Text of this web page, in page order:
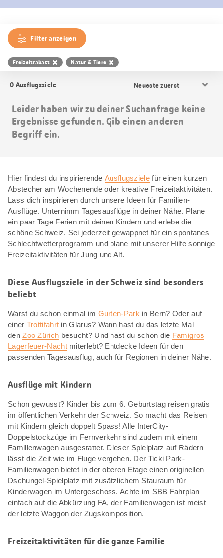
Filter anzeigen
Freizeitrabatt Natur & Tiere
0 Ausflugsziele
Sortierung
Leider haben wir zu deiner Suchanfrage keine
Ergebnisse gefunden. Gib einen anderen
Begriff ein.
Hier findest du inspirierendeAusflugszielefür einen kurzen
Abstecher am Wochenende oder kreative Freizeitaktivitäten.
Lass dich inspirieren durch unsere Ideen für Familien-
Ausflüge. Unternimm Tagesausflüge in deiner Nähe. Plane
ein paar Tage Ferien mit deinen Kindern und erlebe die
schöne Schweiz. Sei jederzeit gewappnet für ein spontanes
Schlechtwetterprogramm und plane mit unserer Hilfe sonnige
Freizeitaktivitäten für Jung und Alt.
Diese Ausflugsziele in der Schweiz sind besonders
beliebt
Warst du schon einmal im Gurten-Park in Bern? Oder auf
einer Trottifahrt in Glarus? Wann hast du das letzte Mal
denZoo Zürich besucht? Und hast du schon die Famigros
Lagerfeuer-Nachtmiterlebt? Entdecke Ideen für den
passenden Tagesausflug, auch für Regionen in deiner Nähe.
Ausflüge mit Kindern
Schon gewusst? Kinder bis zum 6. Geburtstag reisen gratis
im öffentlichen Verkehr der Schweiz. So macht das Reisen
mit Kindern gleich doppelt Spass! Alle InterCity-
Doppelstockzüge im Fernverkehr sind zudem mit einem
Familienwagen ausgestattet. Dieser Spielplatz auf Rädern
lässt die Zeit wie im Fluge vergehen. Der Ticki Park-
Familienwagen bietet in der oberen Etage einen originellen
Dschungel-Spielplatz mit zusätzlichem Stauraum für
Kinderwagen im Untergeschoss. Achte im SBB Fahrplan
einfach auf die Abkürzung FA, der Familienwagen ist meist
der letzte Waggon der Zugskomposition.
Freizeitaktivitäten für die ganze Familie